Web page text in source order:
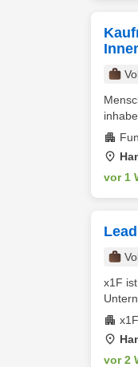
vor 1
x1F
vor 2